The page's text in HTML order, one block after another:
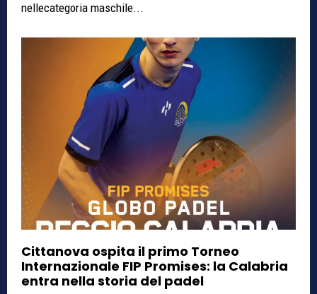
nellecategoria maschile...
Cittanova ospita il primo Torneo
Internazionale FIP Promises: la Calabria
entra nella storia del padel